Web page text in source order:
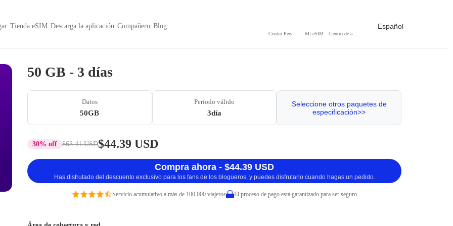
Tienda eSIM Descarga la aplicación Compañero Blog
Mi eSIM
Español
50 GB - 3 días
Datos
50GB
Período válido
3día
Seleccione otros paquetes de
especificación>>
30% off $63.41 USD$44.39 USD
Compra ahora - $44.39 USD
Has disfrutado del descuento exclusivo para los fans de los blogueros, y puedes disfrutarlo cuando hagas un pedido.
Servicio acumulativo a más de 100.000 viajeros El proceso de pago está garantizado para ser seguro